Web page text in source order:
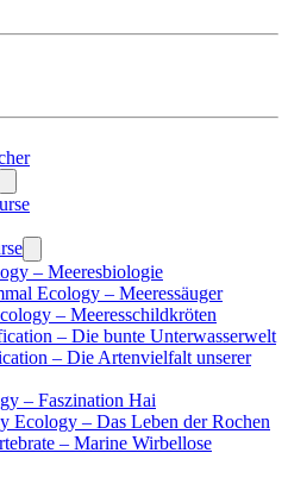
– Meeresbiologie
Ecology – Meeressäuger
– Meeresschildkröten
– Die bunte Unterwasserwelt
– Die Artenvielfalt unserer
– Faszination Hai
Ecology – Das Leben der Rochen
– Marine Wirbellose